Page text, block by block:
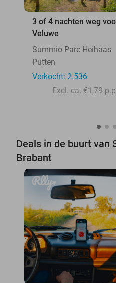
3 of 4 nachten weg
Veluwe
Summio Parc Heihaas
Putten
Verkocht: 2.536
Excl. ca. €1,79
Deals in de buurt van
Brabant